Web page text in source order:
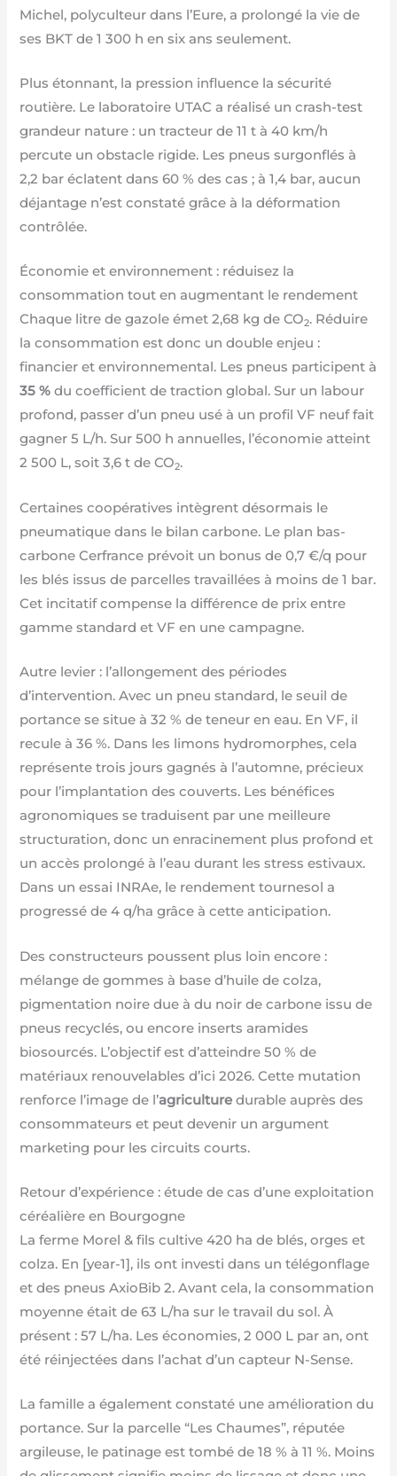
Michel, polyculteur dans l’Eure, a prolongé la vie de
ses BKT de 1 300 h en six ans seulement.
Plus étonnant, la pression influence la sécurité
routière. Le laboratoire UTAC a réalisé un crash-test
grandeur nature : un tracteur de 11 t à 40 km/h
percute un obstacle rigide. Les pneus surgonflés à
2,2 bar éclatent dans 60 % des cas ; à 1,4 bar, aucun
déjantage n’est constaté grâce à la déformation
contrôlée.
Économie et environnement : réduisez la
consommation tout en augmentant le rendement
Chaque litre de gazole émet 2,68 kg de CO2. Réduire
la consommation est donc un double enjeu :
financier et environnemental. Les pneus participent à
35 % du coefficient de traction global. Sur un labour
profond, passer d’un pneu usé à un profil VF neuf fait
gagner 5 L/h. Sur 500 h annuelles, l’économie atteint
2 500 L, soit 3,6 t de CO2.
Certaines coopératives intègrent désormais le
pneumatique dans le bilan carbone. Le plan bas-
carbone Cerfrance prévoit un bonus de 0,7 €/q pour
les blés issus de parcelles travaillées à moins de 1 bar.
Cet incitatif compense la différence de prix entre
gamme standard et VF en une campagne.
Autre levier : l’allongement des périodes
d’intervention. Avec un pneu standard, le seuil de
portance se situe à 32 % de teneur en eau. En VF, il
recule à 36 %. Dans les limons hydromorphes, cela
représente trois jours gagnés à l’automne, précieux
pour l’implantation des couverts. Les bénéfices
agronomiques se traduisent par une meilleure
structuration, donc un enracinement plus profond et
un accès prolongé à l’eau durant les stress estivaux.
Dans un essai INRAe, le rendement tournesol a
progressé de 4 q/ha grâce à cette anticipation.
Des constructeurs poussent plus loin encore :
mélange de gommes à base d’huile de colza,
pigmentation noire due à du noir de carbone issu de
pneus recyclés, ou encore inserts aramides
biosourcés. L’objectif est d’atteindre 50 % de
matériaux renouvelables d’ici 2026. Cette mutation
renforce l’image de l’agriculture durable auprès des
consommateurs et peut devenir un argument
marketing pour les circuits courts.
Retour d’expérience : étude de cas d’une exploitation
céréalière en Bourgogne
La ferme Morel & fils cultive 420 ha de blés, orges et
colza. En [year-1], ils ont investi dans un télégonflage
et des pneus AxioBib 2. Avant cela, la consommation
moyenne était de 63 L/ha sur le travail du sol. À
présent : 57 L/ha. Les économies, 2 000 L par an, ont
été réinjectées dans l’achat d’un capteur N-Sense.
La famille a également constaté une amélioration du
portance. Sur la parcelle “Les Chaumes”, réputée
argileuse, le patinage est tombé de 18 % à 11 %. Moins